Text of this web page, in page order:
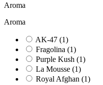
Aroma
Aroma
AK-47 (1)
Fragolina (1)
Purple Kush (1)
La Mousse (1)
Royal Afghan (1)